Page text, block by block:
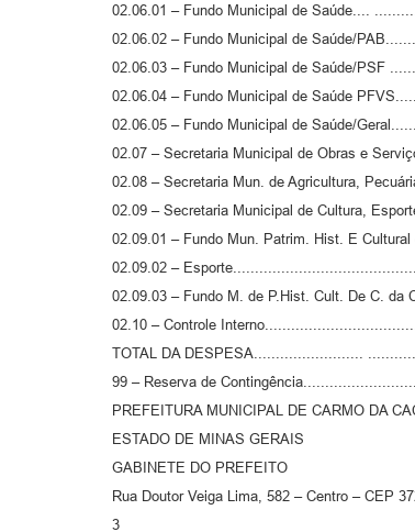
02.06.01 – Fundo Municipal de Saúde....
02.06.02 – Fundo Municipal de Saúde/
02.06.03 – Fundo Municipal de Saúde/PSF
02.06.04 – Fundo Municipal de Saúde
02.06.05 – Fundo Municipal de Saúde/
02.07 – Secretaria Municipal de Obras e
02.08 – Secretaria Mun. de Agricultura,
02.09 – Secretaria Municipal de Cultura,
02.09.01 – Fundo Mun. Patrim. Hist. E
02.09.02 –
02.09.03 – Fundo M. de P.Hist. Cult. De C. da
02.10 – Controle
TOTAL DA DESPESA.........................
99 – Reserva de
PREFEITURA MUNICIPAL DE CARMO DA
ESTADO DE MINAS GERAIS
GABINETE DO PREFEITO
Rua Doutor Veiga Lima, 582 – Centro – CEP
3